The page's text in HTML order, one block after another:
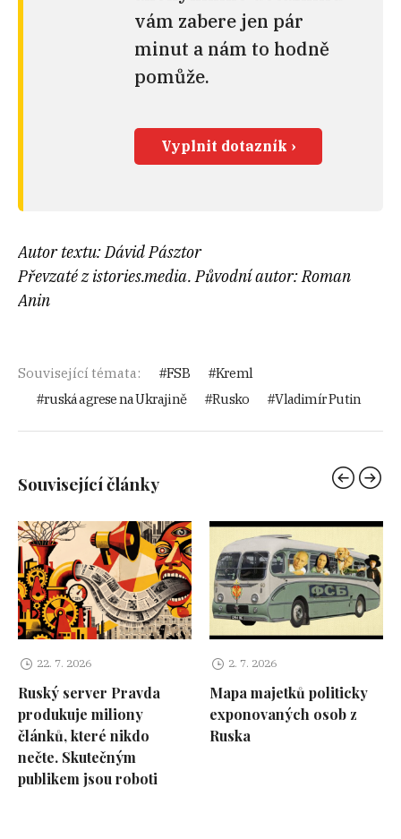
vám zabere jen pár
minut a nám to hodně
pomůže.
Vyplnit dotazník ›
Autor textu: Dávid Pásztor
Převzaté z istories.media. Původní autor: Roman
Anin
Související témata: FSB
Kreml
ruská agrese na Ukrajině
Rusko Vladimír Putin
Související články
22. 7. 2026
Ruský server Pravda
produkuje miliony
článků, které nikdo
nečte. Skutečným
publikem jsou roboti
2. 7. 2026
Mapa majetků politicky
exponovaných osob z
Ruska